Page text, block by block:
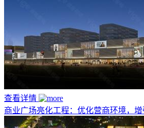
查看详情
商业广场亮化工程：优化营商环境，增